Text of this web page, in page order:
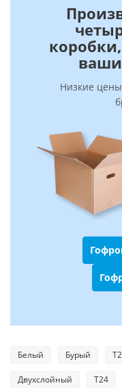
ваши
Низкие
Белый Бурый
Двухслойный Т24